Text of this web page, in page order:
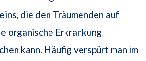
die den Träumenden auf
organische Erkrankung
kann. Häufig verspürt man im